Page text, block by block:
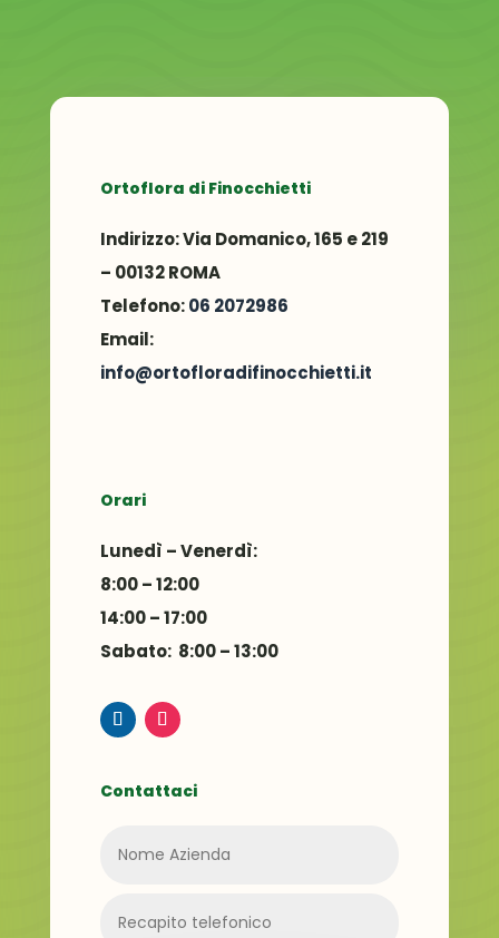
Ortoflora di Finocchietti
Indirizzo:Via Domanico, 165 e 219
– 00132 ROMA
Telefono: 06 2072986
Email:
info@ortofloradifinocchietti.it
Orari
Lunedì – Venerdì:
8:00 – 12:00
14:00 – 17:00
Sabato: 8:00 – 13:00
Contattaci